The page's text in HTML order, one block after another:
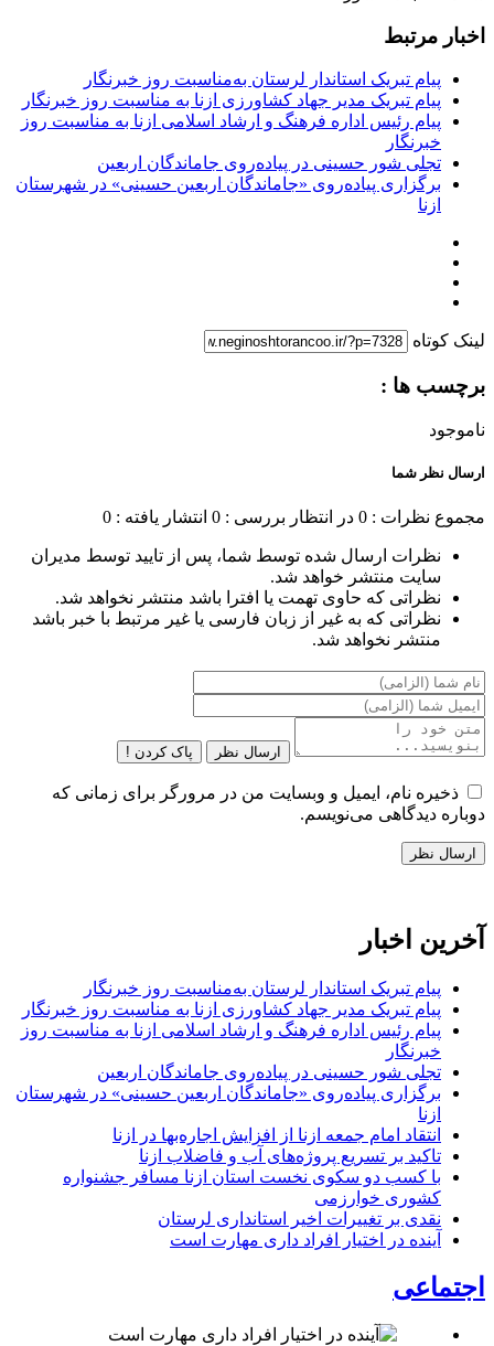
اخبار مرتبط
پیام تبریک استاندار لرستان به‌مناسبت روز خبرنگار
پیام تبریک مدیر جهاد کشاورزی ازنا به مناسبت روز خبرنگار
پیام رئیس اداره فرهنگ و ارشاد اسلامی ازنا به مناسبت روز
خبرنگار
تجلی شور حسینی در پیاده‌روی جاماندگان اربعین
برگزاری پیاده‌روی «جاماندگان اربعین حسینی» در شهرستان
ازنا
لینک کوتاه
برچسب ها :
ناموجود
ارسال نظر شما
مجموع نظرات : 0 در انتظار بررسی : 0 انتشار یافته : 0
نظرات ارسال شده توسط شما، پس از تایید توسط مدیران
سایت منتشر خواهد شد.
نظراتی که حاوی تهمت یا افترا باشد منتشر نخواهد شد.
نظراتی که به غیر از زبان فارسی یا غیر مرتبط با خبر باشد
منتشر نخواهد شد.
ارسال نظر پاک کردن !
ذخیره نام، ایمیل و وبسایت من در مرورگر برای زمانی که
دوباره دیدگاهی می‌نویسم.
آخرین اخبار
پیام تبریک استاندار لرستان به‌مناسبت روز خبرنگار
پیام تبریک مدیر جهاد کشاورزی ازنا به مناسبت روز خبرنگار
پیام رئیس اداره فرهنگ و ارشاد اسلامی ازنا به مناسبت روز
خبرنگار
تجلی شور حسینی در پیاده‌روی جاماندگان اربعین
برگزاری پیاده‌روی «جاماندگان اربعین حسینی» در شهرستان
ازنا
انتقاد امام جمعه ازنا از افزایش اجاره‌بها در ازنا
تاکید بر تسریع پروژه‌های آب و فاضلاب ازنا
با کسب دو سکوی نخست استان ازنا مسافر جشنواره
کشوری خوارزمی
نقدی بر تغییرات اخیر استانداری لرستان
آینده در اختیار افراد داری مهارت است
اجتماعی